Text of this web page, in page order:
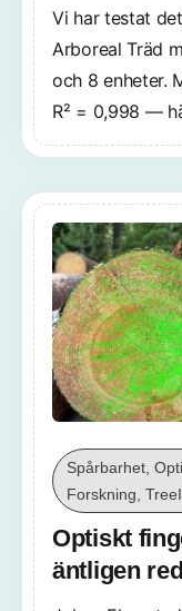
Vi har testat
Arboreal Träd
och 8 enheter.
R² = 0,998 —
Spårbarhet,
Forskning,
Optiskt
äntligen